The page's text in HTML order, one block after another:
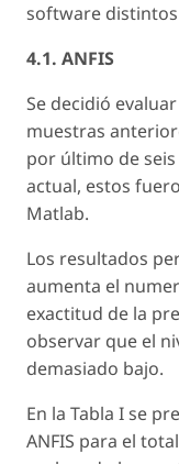
software distintos
4.1. ANFIS
Se decidió
muestras
por último de
actual, estos
Matlab.
Los resultados
aumenta el
exactitud de la
observar que el
demasiado bajo.
En la Tabla I se
ANFIS para el